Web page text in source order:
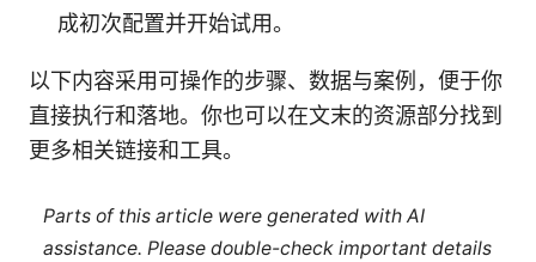
成初次配置并开始试用。
以下内容采用可操作的步骤、数据与案例，便于你
直接执行和落地。你也可以在文末的资源部分找到
更多相关链接和工具。
Parts of this article were generated with AI
assistance. Please double-check important details